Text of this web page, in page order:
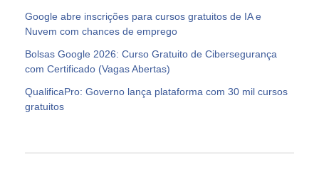
Google abre inscrições para cursos gratuitos de IA e
Nuvem com chances de emprego
Bolsas Google 2026: Curso Gratuito de Cibersegurança
com Certificado (Vagas Abertas)
QualificaPro: Governo lança plataforma com 30 mil cursos
gratuitos